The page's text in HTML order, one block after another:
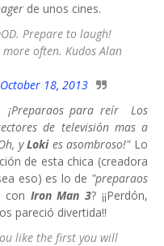
de unos cines.
Prepare to laugh!
often. Kudos Alan
October 18, 2013
¡Preparaos para reír Los
de televisión mas a
yLoki es asombroso!"Lo
de esta chica (creadora
eso) es lo de "preparaos
con Iron Man 3? ¡¡Perdón,
pareció divertida!!
like the first you will